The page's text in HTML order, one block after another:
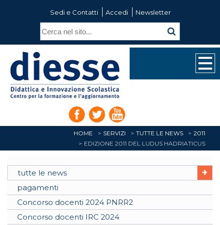
Sedi e Contatti Accedi Newsletter
HOME SERVIZI TUTTE LE NEWS
2011
EDIZIONE 2011 DEL LUDUS HADRIATICUS
tutte le news
pagamenti
Concorso docenti 2024 PNRR2
Concorso docenti IRC 2024